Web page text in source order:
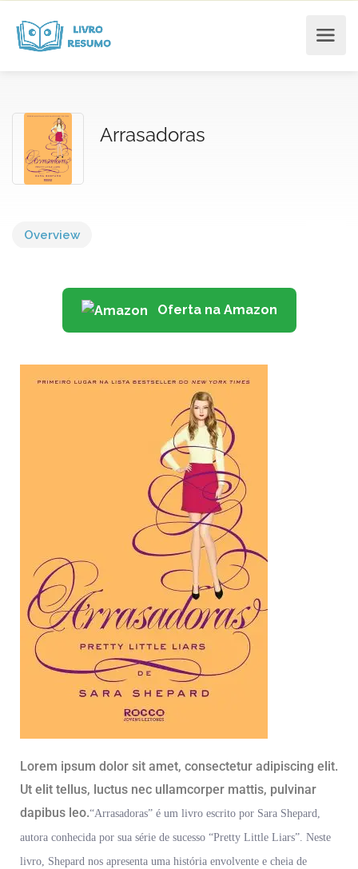
Arrasadoras
Overview
Oferta na Amazon
Lorem ipsum dolor sit amet, consectetur adipiscing elit.
Ut elit tellus, luctus nec ullamcorper mattis, pulvinar
dapibus leo.“Arrasadoras” é um livro escrito por Sara Shepard,
autora conhecida por sua série de sucesso “Pretty Little Liars”. Neste
livro, Shepard nos apresenta uma história envolvente e cheia de